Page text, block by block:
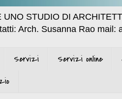
UNO STUDIO DI
Arch. Susanna Rao
Servizi Servizi online